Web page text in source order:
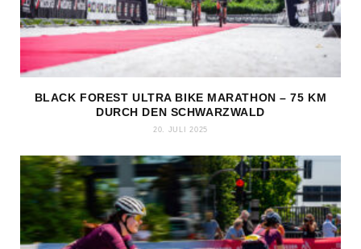
BLACK FOREST ULTRA BIKE MARATHON – 75 KM
DURCH DEN SCHWARZWALD
20. JULI 2025